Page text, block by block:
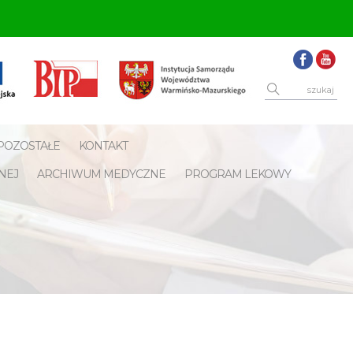
KONTAKT
ARCHIWUM MEDYCZNE PROGRAM LEKOWY